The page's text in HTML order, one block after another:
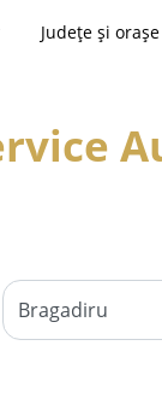
Județe și orașe